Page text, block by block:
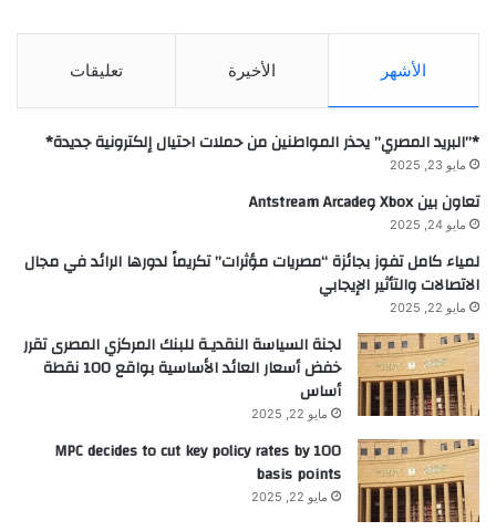
الأشهر الأخيرة تعليقات
*”البريد المصري” يحذر المواطنين من حملات احتيال إلكترونية جديدة*
مايو 23, 2025
تعاون بين Xbox وAntstream Arcade
مايو 24, 2025
لمياء كامل تفوز بجائزة “مصريات مؤثرات” تكريماً لدورها الرائد في مجال
الاتصالات والتأثير الإيجابي
مايو 22, 2025
لجنة السياسة النقديـة للبنك المركزي المصرى تقرر
خفض أسعار العائد الأساسية بواقع 100 نقطة
أساس
مايو 22, 2025
MPC decides to cut key policy rates by 100
basis points
مايو 22, 2025